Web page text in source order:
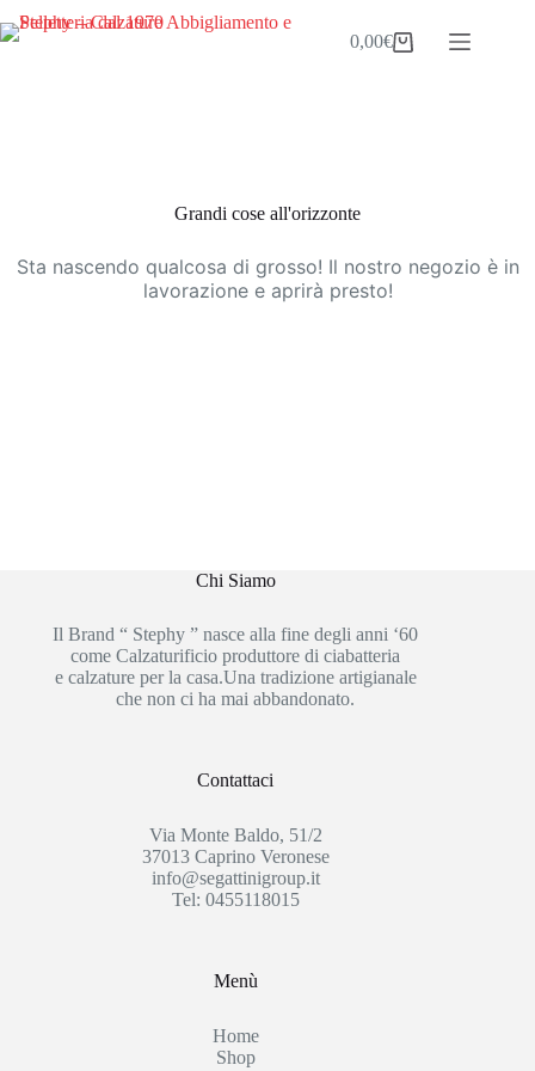
al
Carrello
0,00€
Grandi cose all'orizzonte
Sta nascendo qualcosa di grosso! Il nostro negozio è in
lavorazione e aprirà presto!
Chi Siamo
Il Brand “ Stephy ” nasce alla fine degli anni ‘60
come Calzaturificio produttore di ciabatteria
e calzature per la casa.Una tradizione artigianale
che non ci ha mai abbandonato.
Contattaci
Via Monte Baldo, 51/2
37013 Caprino Veronese
info@segattinigroup.it
Tel: 0455118015
Menù
Home
Shop